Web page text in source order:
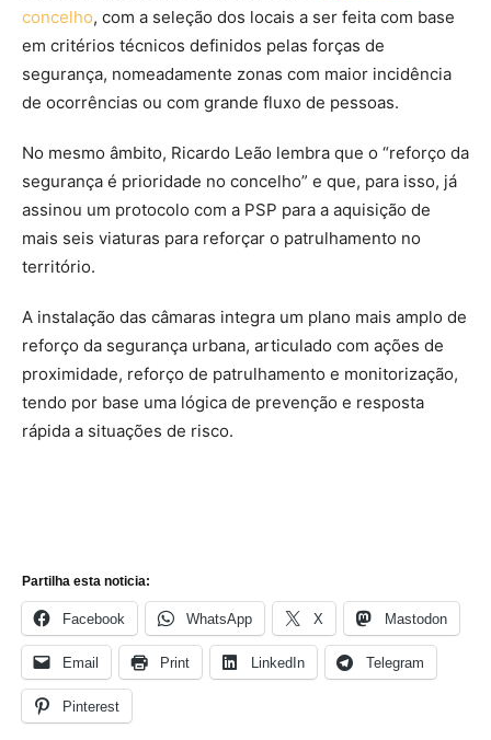
concelho, com a seleção dos locais a ser feita com base
em critérios técnicos definidos pelas forças de
segurança, nomeadamente zonas com maior incidência
de ocorrências ou com grande fluxo de pessoas.
No mesmo âmbito, Ricardo Leão lembra que o “reforço da
segurança é prioridade no concelho” e que, para isso, já
assinou um protocolo com a PSP para a aquisição de
mais seis viaturas para reforçar o patrulhamento no
território.
A instalação das câmaras integra um plano mais amplo de
reforço da segurança urbana, articulado com ações de
proximidade, reforço de patrulhamento e monitorização,
tendo por base uma lógica de prevenção e resposta
rápida a situações de risco.
Partilha esta noticia:
Facebook WhatsApp X Mastodon
Email Print LinkedIn Telegram
Pinterest